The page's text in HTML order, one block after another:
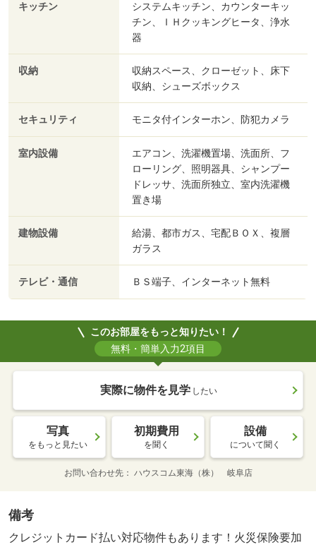
キッチン
システムキッチン、カウンターキッ
チン、ＩＨクッキングヒータ、浄水
器
収納
収納スペース、クローゼット、床下
収納、シューズボックス
セキュリティ モニタ付インターホン、防犯カメラ
室内設備
エアコン、洗濯機置場、洗面所、フ
ローリング、照明器具、シャンプー
ドレッサ、洗面所独立、室内洗濯機
置き場
建物設備
給湯、都市ガス、宅配ＢＯＸ、複層
ガラス
テレビ・通信 ＢＳ端子、インターネット無料
このお部屋をもっと知りたい！
無料・簡単入力2項目
実際に物件を見学 したい
写真
をもっと見たい
初期費用
を聞く
設備
について聞く
お問い合わせ先 ハウスコム東海（株） 岐阜店
備考
クレジットカード払い対応物件もあります！火災保険要加